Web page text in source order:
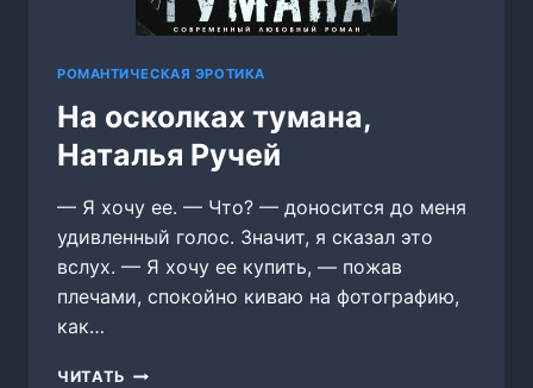
РОМАНТИЧЕСКАЯ ЭРОТИКА
На осколках тумана,
Наталья Ручей
— Я хочу ее. — Что? — доносится до меня
удивленный голос. Значит, я сказал это
вслух. — Я хочу ее купить, — пожав
плечами, спокойно киваю на фотографию,
как…
ЧИТАТЬ НА